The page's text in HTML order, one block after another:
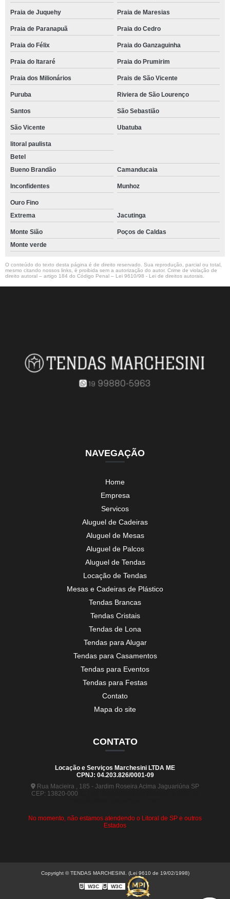
Praia de Juquehy Praia de Maresias
Praia de Paranapuã Praia do Cedro
Praia do Félix Praia do Ganzaguinha
Praia do Itararé Praia do Prumirim
Praia dos Milionários Prais de São Vicente
Puruba Riviera de São Lourenço
Santos São Sebastião
São Vicente Ubatuba
litoral paulista
Betel
Bueno Brandão
Camanducaia
Inconfidentes Munhoz
Ouro Fino
Extrema
Jacutinga
Monte Sião
Poços de Caldas
Monte verde
O conteúdo do texto desta página é de direito reservado. Sua reprodução, parcial ou total,
mesmo citando nossos links, é proibida sem a autorização do autor. Crime de violação de
direito autoral – artigo 184 do Código Penal – Lei 9610/98 - Lei de direitos autorais
NAVEGAÇÃO
Home
Empresa
Servicos
Aluguel de Cadeiras
Aluguel de Mesas
Aluguel de Palcos
Aluguel de Tendas
Locação de Tendas
Mesas e Cadeiras de Plástico
Tendas Brancas
Tendas Cristais
Tendas de Lona
Tendas para Alugar
Tendas para Casamentos
Tendas para Eventos
Tendas para Festas
Contato
Mapa do site
CONTATO
Locação e Serviços Marchesini LTDA ME
CPNJ: 04.203.826/0001-09
Rua Macieira , 185 - Jardim Roseira Acima Jaguariúna SP
CEP: 13820-000
No momento, não estamos atendendo o Litoral de SP e outros
Estados
Copyright © TENDAS MARCHESINI. (Lei 9610 de 19/02/1998)
W3C W3C